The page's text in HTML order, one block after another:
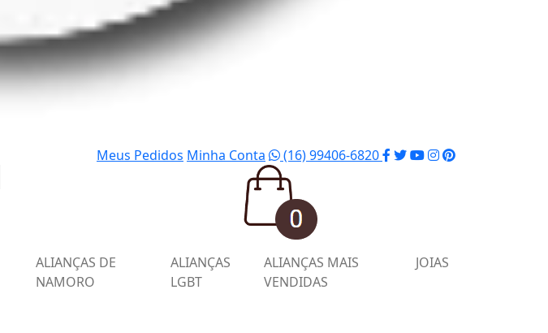
Meus Pedidos Minha Conta (16) 99406-6820
ALIANÇAS DE
NAMORO
ALIANÇAS
LGBT
ALIANÇAS MAIS
VENDIDAS
JOIAS